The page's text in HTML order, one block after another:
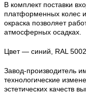
В комплект поставки
платформенных колес
окраска позволяет
атмосферных осадках.
Цвет — синий, RAL 5002.
Завод-производитель
технологические
эстетических качеств